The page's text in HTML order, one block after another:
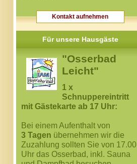
Kontakt aufnehmen
Für unsere Hausgäste
"Osserbad
Leicht"
1 x
Schnuppereintritt
mit Gästekarte ab 17 Uhr:
Bei einem Aufenthalt von
3 Tagen übernehmen wir die
Zuzahlung sollten Sie von 17.00
Uhr das Osserbad, inkl. Sauna